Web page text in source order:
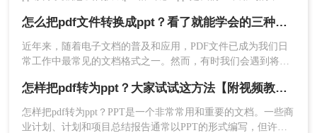
2、选择文件转PPT。
后，我们一般都会习惯把ppt转换成pdf格式，这样更加方便保
存和打印。那么pdf怎样转ppt格式呢？今天就给大家分享几个
操作方吧！
怎么把pdf文件转换成ppt？看了就能学会的三种转换方法！
近年来，随着电子文档的普及和应用，PDF文件已成为我们日
常工作中最常见的文档格式之一。然而，有时我们会遇到将
教学培训时，PPT文件更加灵活多样，能够更好地展示内容和
交流信息。那么，怎么把pdf文件转换成ppt呢？接下来，让我
为你详细介绍一下。
怎样把pdf转为ppt？大家试试这方法【附视频教程】
怎样把pdf转为ppt？PPT是一个非常常用和重要的文档。一些商
业计划、计划和项目总结报告通常以PPT的形式编写，但许多